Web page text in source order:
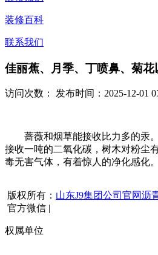
装修百科
联系我们
佳丽蕉、月季、丁喷鼻、菊
访问次数： 发布时间：2025-12-01
蔷薇和烟草能接收比力多的汞。
接收一吨的二氧化碳，树木对粉尘
毒无害气体，有着惊人的净化感化
版权所有： 山东J9集团公司官网沥
官方微信 |
权属单位